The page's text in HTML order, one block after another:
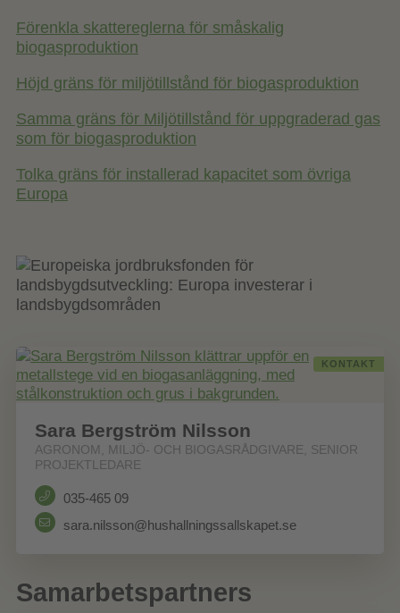
Förenkla skattereglerna för småskalig
biogasproduktion
Höjd gräns för miljötillstånd för biogasproduktion
Samma gräns för Miljötillstånd för uppgraderad gas
som för biogasproduktion
Tolka gräns för installerad kapacitet som övriga
Europa
KONTAKT
Sara Bergström Nilsson
AGRONOM, MILJÖ- OCH BIOGASRÅDGIVARE, SENIOR
PROJEKTLEDARE
035-465 09
sara.nilsson@hushallningssallskapet.se
Samarbetspartners